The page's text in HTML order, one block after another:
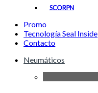
SCORPN
Promo
Tecnología Seal Inside
Contacto
Neumáticos